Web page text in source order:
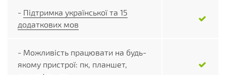
- Підтримка української та 15
додаткових мов
- Можливість працювати на будь-
якому пристрої: пк, планшет,